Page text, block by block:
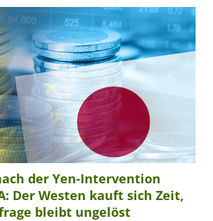
der Yen-Intervention
Der Westen kauft sich Zeit,
bleibt ungelöst